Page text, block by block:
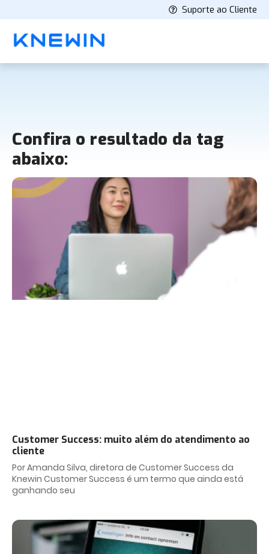
Suporte ao Cliente
Confira o resultado da tag
abaixo:
Customer Success: muito além do atendimento ao
cliente
Por Amanda Silva, diretora de Customer Success da
Knewin Customer Success é um termo que ainda está
ganhando seu